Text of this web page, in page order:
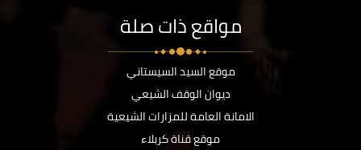
مواقع ذات صلة
موقع السيد السيستاني
ديوان الوقف الشيعي
الامانة العامة للمزارات الشيعية
موقع قناة كربلاء